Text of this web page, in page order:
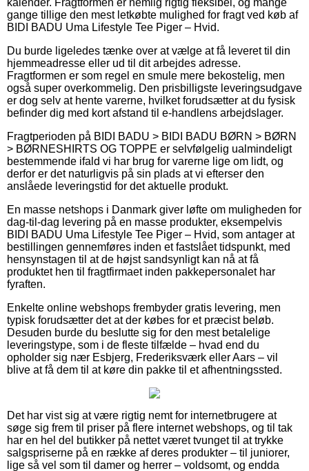
gange tillige den mest letkøbte mulighed for fragt ved køb af
BIDI BADU Uma Lifestyle Tee Piger – Hvid.
Du burde ligeledes tænke over at vælge at få leveret til din
hjemmeadresse eller ud til dit arbejdes adresse.
Fragtformen er som regel en smule mere bekostelig, men
også super overkommelig. Den prisbilligste leveringsudgave
er dog selv at hente varerne, hvilket forudsætter at du fysisk
befinder dig med kort afstand til e-handlens arbejdslager.
Fragtperioden på BIDI BADU > BIDI BADU BØRN > BØRN
> BØRNESHIRTS OG TOPPE er selvfølgelig ualmindeligt
bestemmende ifald vi har brug for varerne lige om lidt, og
derfor er det naturligvis på sin plads at vi efterser den
anslåede leveringstid for det aktuelle produkt.
En masse netshops i Danmark giver løfte om muligheden for
dag-til-dag levering på en masse produkter, eksempelvis
BIDI BADU Uma Lifestyle Tee Piger – Hvid, som antager at
bestillingen gennemføres inden et fastslået tidspunkt, med
hensynstagen til at de højst sandsynligt kan nå at få
produktet hen til fragtfirmaet inden pakkepersonalet har
fyraften.
Enkelte online webshops frembyder gratis levering, men
typisk forudsætter det at der købes for et præcist beløb.
Desuden burde du beslutte sig for den mest betalelige
leveringstype, som i de fleste tilfælde – hvad end du
opholder sig nær Esbjerg, Frederiksværk eller Aars – vil
blive at få dem til at køre din pakke til et afhentningssted.
Det har vist sig at være rigtig nemt for internetbrugere at
søge sig frem til priser på flere internet webshops, og til tak
har en hel del butikker på nettet været tvunget til at trykke
salgspriserne på en række af deres produkter – til juniorer,
lige så vel som til damer og herrer – voldsomt, og endda